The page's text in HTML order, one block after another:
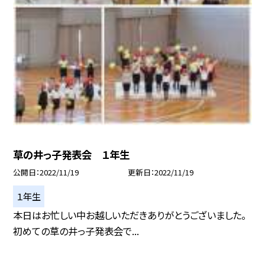
草の井っ子発表会 １年生
公開日 2022/11/19 更新日 2022/11/19
１年生
本日はお忙しい中お越しいただきありがとうございました。
初めての草の井っ子発表会で...